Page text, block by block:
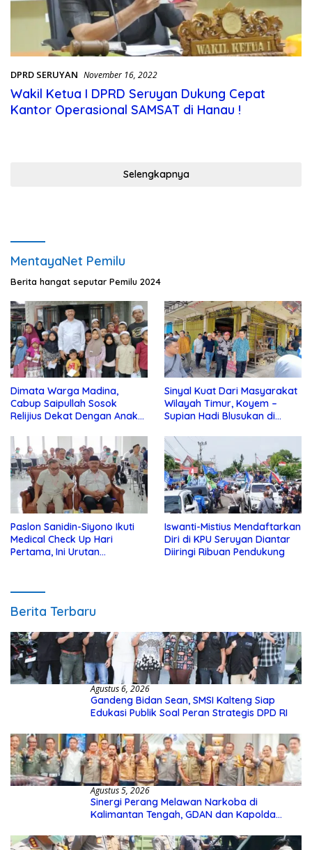
DPRD SERUYAN November 16, 2022
Wakil Ketua I DPRD Seruyan Dukung Cepat
Kantor Operasional SAMSAT di Hanau !
Selengkapnya
MentayaNet Pemilu
Berita hangat seputar Pemilu 2024
Dimata Warga Madina,
Cabup Saipullah Sosok
Relijius Dekat Dengan Anak
Sinyal Kuat Dari Masyarakat
Wilayah Timur, Koyem –
Supian Hadi Blusukan di
Paslon Sanidin-Siyono Ikuti
Medical Check Up Hari
Pertama, Ini Urutan
Iswanti-Mistius Mendaftarkan
Diri di KPU Seruyan Diantar
Diiringi Ribuan Pendukung
Berita Terbaru
Agustus 6, 2026
Gandeng Bidan Sean, SMSI Kalteng Siap
Edukasi Publik Soal Peran Strategis DPD RI
Agustus 5, 2026
Sinergi Perang Melawan Narkoba di
Kalimantan Tengah, GDAN dan Kapolda